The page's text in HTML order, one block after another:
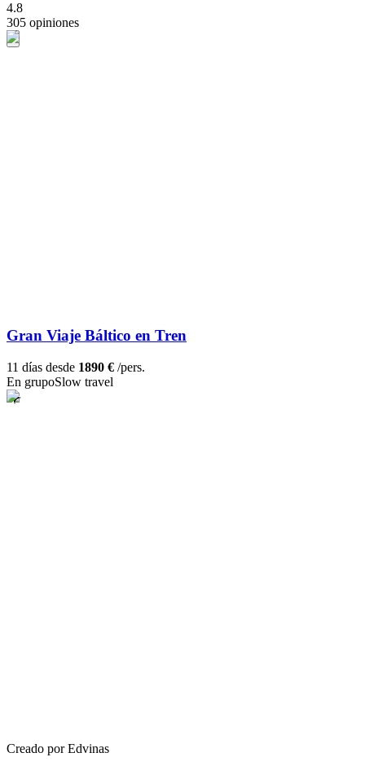
4.8
305 opiniones
Gran Viaje Báltico en Tren
11 días desde 1890 € /pers.
En grupoSlow travel
Creado por Edvinas